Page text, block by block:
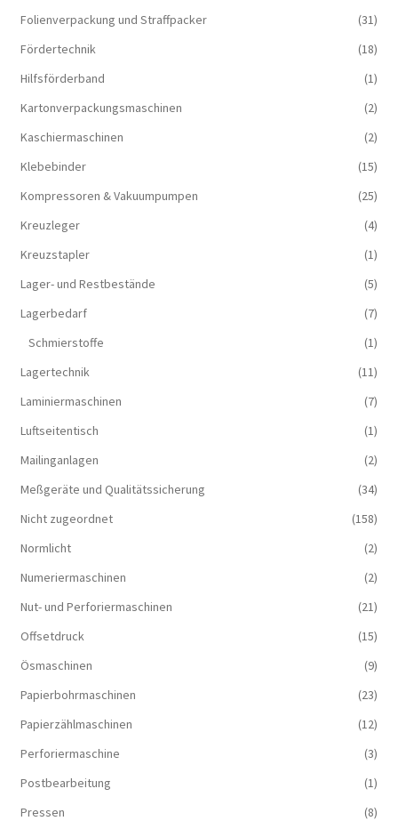
Folienverpackung und Straffpacker
(31)
Fördertechnik
(18)
Hilfsförderband
(1)
Kartonverpackungsmaschinen
(2)
Kaschiermaschinen
(2)
Klebebinder
(15)
Kompressoren & Vakuum­pumpen
(25)
Kreuzleger
(4)
Kreuzstapler
(1)
Lager- und Restbestände
(5)
Lagerbedarf
(7)
Schmierstoffe
(1)
Lagertechnik
(11)
Laminiermaschinen
(7)
Luftseitentisch
(1)
Mailinganlagen
(2)
Meßgeräte und Qualitätssicherung
(34)
Nicht zugeordnet
(158)
Normlicht
(2)
Numeriermaschinen
(2)
Nut- und Perforiermaschinen
(21)
Offsetdruck
(15)
Ösmaschinen
(9)
Papierbohrmaschinen
(23)
Papierzählmaschinen
(12)
Perforiermaschine
(3)
Postbearbeitung
(1)
Pressen
(8)